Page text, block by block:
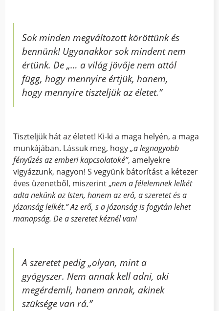
Sok minden megváltozott köröttünk és
bennünk! Ugyanakkor sok mindent nem
értünk. De „… a világ jövője nem attól
függ, hogy mennyire értjük, hanem,
hogy mennyire tiszteljük az életet.”
Tiszteljük hát az életet! Ki-ki a maga helyén, a maga
munkájában. Lássuk meg, hogy„a legnagyobb
fényűzés az emberi kapcsolatoké”, amelyekre
vigyázzunk, nagyon! S vegyünk bátorítást a kétezer
éves üzenetből, miszerint „nem a félelemnek lelkét
adta nekünk az Isten, hanem az erő, a szeretet és a
józanság lelkét.” Az erő, s a józanság is fogytán lehet
manapság. De a szeretet kéznél van!
A szeretet pedig „olyan, mint a
gyógyszer. Nem annak kell adni, aki
megérdemli, hanem annak, akinek
szüksége van rá.”